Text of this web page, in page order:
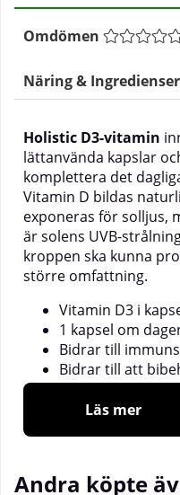
Omdömen
Näring & Ingredienser
Holistic D3-vitamin
lättanvända kapslar
komplettera det
Vitamin D bildas
exponeras för solljus,
är solens UVB-
kroppen ska kunna
större omfattning.
Vitamin D3 i
1 kapsel om
Bidrar till
Bidrar till att
Bidrar till normal
normala funktioner i
normal benstomme,
Läs mer
Andra köpte